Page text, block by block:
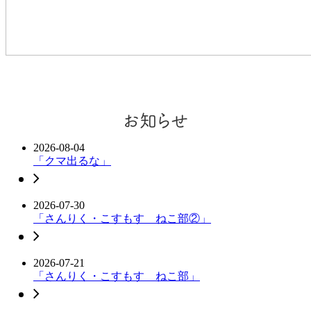
お知らせ
2026-08-04
「クマ出るな」
2026-07-30
「さんりく・こすもす ねこ部②」
2026-07-21
「さんりく・こすもす ねこ部」